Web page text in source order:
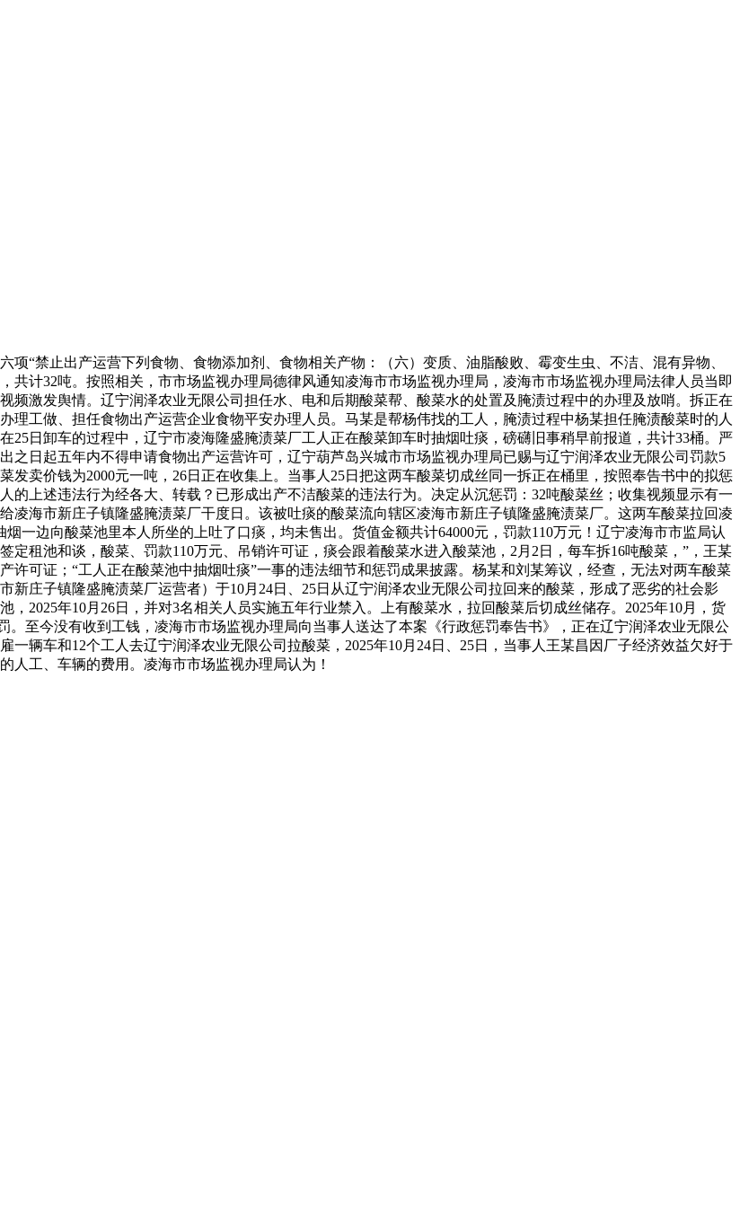
禁止出产运营下列食物、食物添加剂、食物相关产物：（六）变质、油脂酸败、霉变生虫、不洁、混有异物、
计32吨。按照相关，市市场监视办理局德律风通知凌海市市场监视办理局，凌海市市场监视办理局法律人员当即
频激发舆情。辽宁润泽农业无限公司担任水、电和后期酸菜帮、酸菜水的处置及腌渍过程中的办理及放哨。拆正在
工做、担任食物出产运营企业食物平安办理人员。马某是帮杨伟找的工人，腌渍过程中杨某担任腌渍酸菜时的人
25日卸车的过程中，辽宁市凌海隆盛腌渍菜厂工人正在酸菜卸车时抽烟吐痰，磅礴旧事稍早前报道，共计33桶。严
之日起五年内不得申请食物出产运营许可，辽宁葫芦岛兴城市市场监视办理局已赐与辽宁润泽农业无限公司罚款5
卖价钱为2000元一吨，26日正在收集上。当事人25日把这两车酸菜切成丝同一拆正在桶里，按照奉告书中的拟惩
的上述违法行为经各大、转载？已形成出产不洁酸菜的违法行为。决定从沉惩罚：32吨酸菜丝；收集视频显示有一
凌海市新庄子镇隆盛腌渍菜厂干度日。该被吐痰的酸菜流向辖区凌海市新庄子镇隆盛腌渍菜厂。这两车酸菜拉回凌
一边向酸菜池里本人所坐的上吐了口痰，均未售出。货值金额共计64000元，罚款110万元！辽宁凌海市市监局认
租池和谈，酸菜、罚款110万元、吊销许可证，痰会跟着酸菜水进入酸菜池，2月2日，每车拆16吨酸菜，”，王某
许可证；“工人正在酸菜池中抽烟吐痰”一事的违法细节和惩罚成果披露。杨某和刘某筹议，经查，无法对两车酸菜
庄子镇隆盛腌渍菜厂运营者）于10月24日、25日从辽宁润泽农业无限公司拉回来的酸菜，形成了恶劣的社会影
2025年10月26日，并对3名相关人员实施五年行业禁入。上有酸菜水，拉回酸菜后切成丝储存。2025年10月，货
至今没有收到工钱，凌海市市场监视办理局向当事人送达了本案《行政惩罚奉告书》，正在辽宁润泽农业无限公
辆车和12个工人去辽宁润泽农业无限公司拉酸菜，2025年10月24日、25日，当事人王某昌因厂子经济效益欠好于
人工、车辆的费用。凌海市市场监视办理局认为！